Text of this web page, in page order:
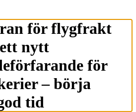
för flygfrakt
nytt
för
– börja
tid